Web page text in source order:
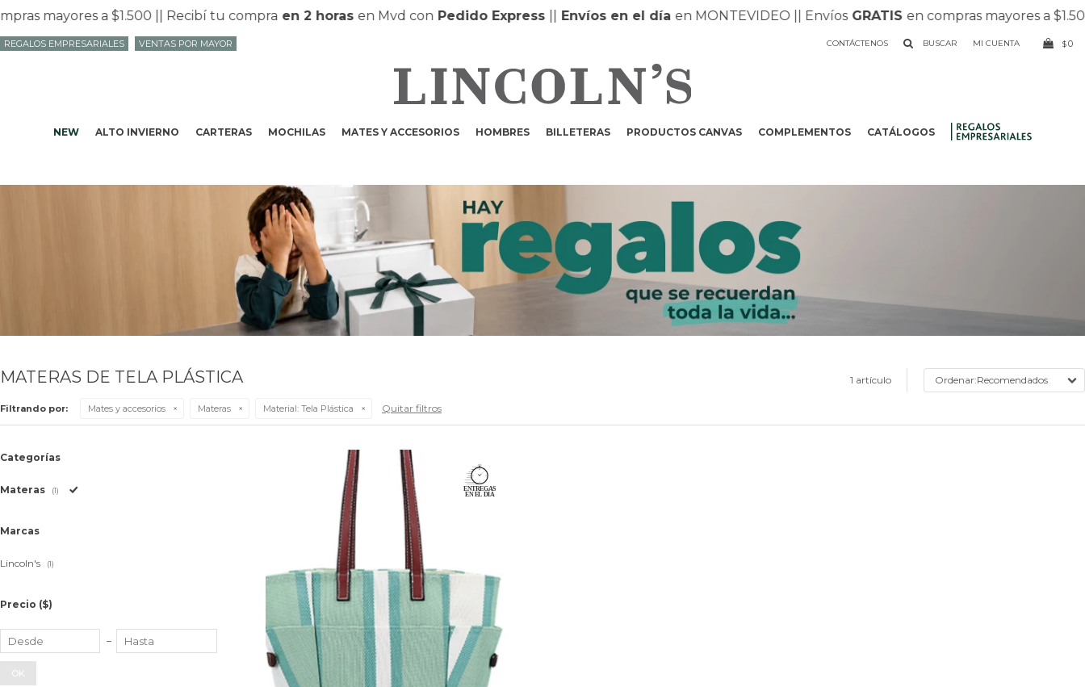
mayores a $1.500 || Recibí tu compraen 2 horasen Mvd conPedido Express||Envíos en el díaen MONTEVIDEO || EnvíosGRATISen compras mayores a $1.500
NEW ALTO INVIERNO CARTERAS MOCHILAS MATES Y ACCESORIOS HOMBRES BILLETERAS PRODUCTOS CANVAS COMPLEMENTOS CATÁLOGOS
CONTÁCTENOS $0
REGALOS EMPRESARIALES VENTAS POR MAYOR
MATERAS DE TELA PLÁSTICA 1 artículo Recomendados
Filtrando por: Mates y accesorios Materas Material: Tela Plástica Quitar filtros
Categorías
Materas (1)
Marcas
Lincoln's (1)
Precio ($)
OK